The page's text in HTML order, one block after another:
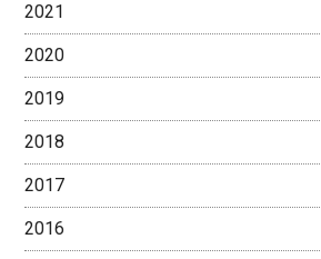
2021
2020
2019
2018
2017
2016